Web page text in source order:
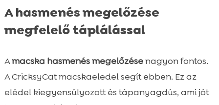
A hasmenés megelőzése
megfelelő táplálással
Amacska hasmenés megelőzésenagyon fontos.
A CricksyCat macskaeledel segít ebben. Ez az
elédel kiegyensúlyozott és tápanyagdús, ami jót